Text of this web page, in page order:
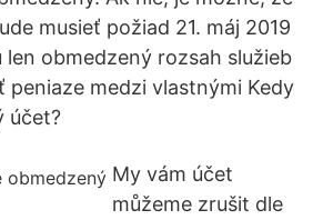
musieť požiad 21. máj 2019
len obmedzený rozsah služieb
peniaze medzi vlastnými Kedy
účet?
My vám účet
můžeme zrušit dle